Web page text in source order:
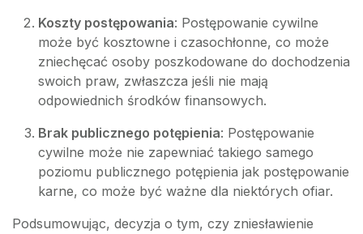
Koszty postępowania: Postępowanie cywilne
może być kosztowne i czasochłonne, co może
zniechęcać osoby poszkodowane do dochodzenia
swoich praw, zwłaszcza jeśli nie mają
odpowiednich środków finansowych.
Brak publicznego potępienia: Postępowanie
cywilne może nie zapewniać takiego samego
poziomu publicznego potępienia jak postępowanie
karne, co może być ważne dla niektórych ofiar.
Podsumowując, decyzja o tym, czy zniesławienie